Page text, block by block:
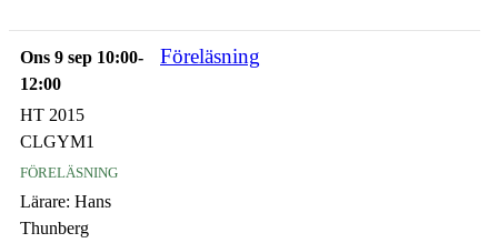
Ons 9 sep 10:00-
12:00
Föreläsning
HT 2015
CLGYM1
föreläsning
Lärare: Hans
Thunberg